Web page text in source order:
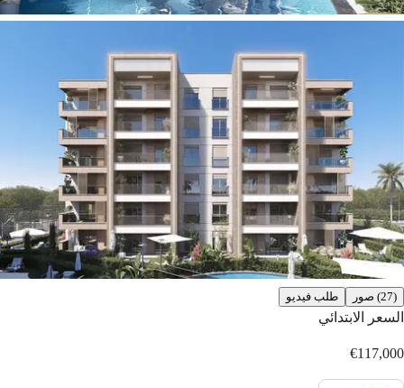
(27) صور طلب فيديو
السعر الابتدائي
€117,000